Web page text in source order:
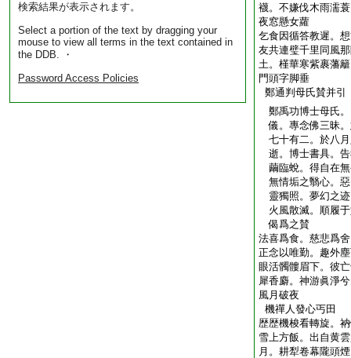
検索結果が表示されます。
Select a portion of the text by dragging your
mouse to view all terms in the text contained in
the DDB. ・
Password Access Policies
襪。不嫌伐木雨濡
夜窓懸女蘿
乞食因循答教遲。
友共連璧千里同風
土。槿華寒紫裹藩
門頭字脚垂
鄭通判母氏賛并引
鄭禹功博士母氏。
儀。專念佛三昧
七十有二。於八
逝。博士書具。
繭臨蛻。得自在
無情垢之翳心。
靈獨照。夢幻之
火風散滅。順履
偈爲之賛
法喜爲食。慈悲爲
正念以唯勤。趣外
眼活髑髏眉下。彼
犀香麝。神游眞淨
風月破夜
機禪人發心丐田
歴歴機梭看轉旋。
雪上方飯。出自黄
月。耕犁卷幕隴頭